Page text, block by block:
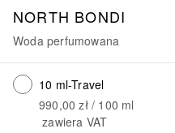
NORTH BONDI
Woda perfumowana
10 ml-Travel
990,00 zł / 100 ml
zawiera VAT